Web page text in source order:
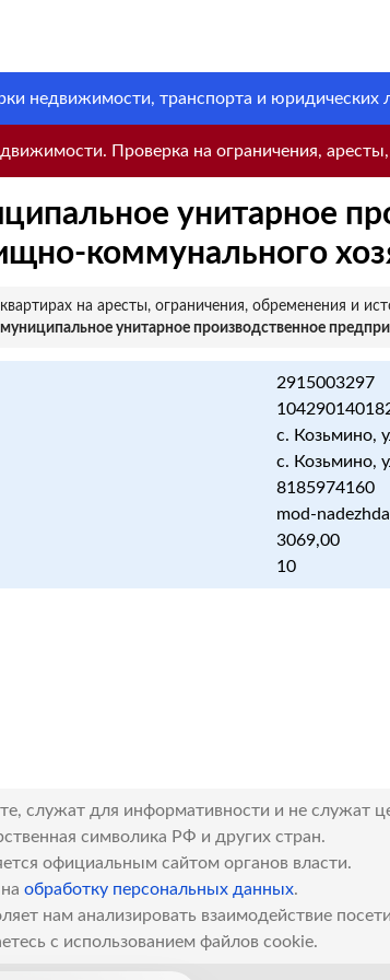
недвижимости, транспорта и
Проверка на ограничения,
унитарное
коммунального
на аресты, ограничения, обременения и
унитарное производственное
2915003297
с. Козьмино,
с. Козьмино,
8185974160
mod-
3069,00
10
служат для информативности и не служат
символика РФ и других стран.
официальным сайтом органов власти.
обработку персональных данных.
нам анализировать взаимодействие
с использованием файлов cookie.